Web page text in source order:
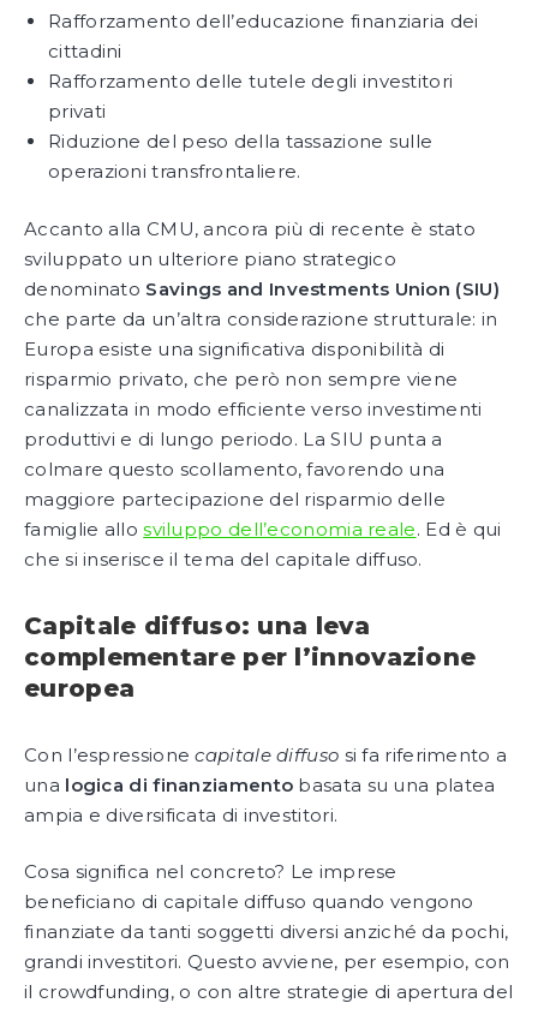
Rafforzamento dell’educazione finanziaria dei
cittadini
Rafforzamento delle tutele degli investitori
privati
Riduzione del peso della tassazione sulle
operazioni transfrontaliere.
Accanto alla CMU, ancora più di recente è stato
sviluppato un ulteriore piano strategico
denominato Savings and Investments Union (SIU)
che parte da un’altra considerazione strutturale: in
Europa esiste una significativa disponibilità di
risparmio privato, che però non sempre viene
canalizzata in modo efficiente verso investimenti
produttivi e di lungo periodo. La SIU punta a
colmare questo scollamento, favorendo una
maggiore partecipazione del risparmio delle
famiglie allosviluppo dell’economia reale. Ed è qui
che si inserisce il tema del capitale diffuso.
Capitale diffuso: una leva
complementare per l’innovazione
europea
Con l’espressionecapitale diffuso si fa riferimento a
una logica di finanziamento basata su una platea
ampia e diversificata di investitori.
Cosa significa nel concreto? Le imprese
beneficiano di capitale diffuso quando vengono
finanziate da tanti soggetti diversi anziché da pochi,
grandi investitori. Questo avviene, per esempio, con
il crowdfunding, o con altre strategie di apertura del